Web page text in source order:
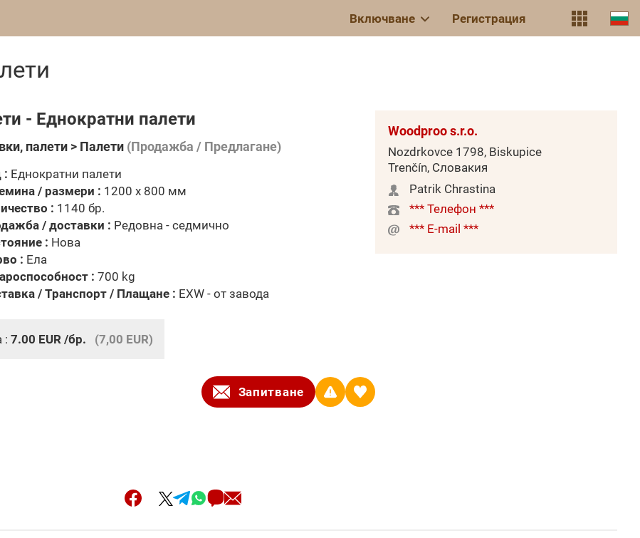
Включване Регистрация
- Еднократни палети
палети > Палети (Продажба / Предлагане)
: Еднократни палети
/ размери : 1200 x 800 мм
: 1140 бр.
/ доставки : Редовна - седмично
: Нова
: Ела
: 700 kg
/ Транспорт / Плащане : EXW - от завода
: 7.00 EUR /бр. (7,00 EUR)
Запитване
Woodproo s.r.o.
Nozdrkovce 1798, Biskupice
Trenčín, Словакия
Patrik Chrastina
*** Телефон ***
*** E-mail ***